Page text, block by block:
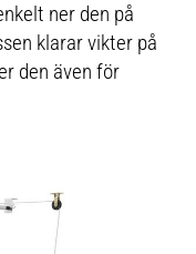
ner den på
klarar vikter på
den även för